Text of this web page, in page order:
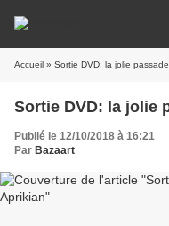
Accueil » Sortie DVD: la jolie
Sortie DVD: la jolie
Publié le 12/10/2018 à 16:21
Par Bazaart